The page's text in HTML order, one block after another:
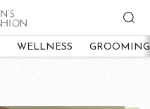
WELLNESS GROOMING